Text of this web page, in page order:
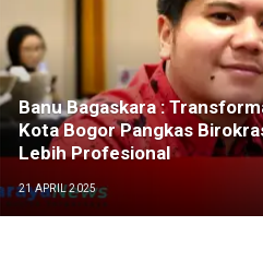
Banu Bagaskara :
Kota Bogor Pangkas
Lebih Profesional
21 APRIL 2025